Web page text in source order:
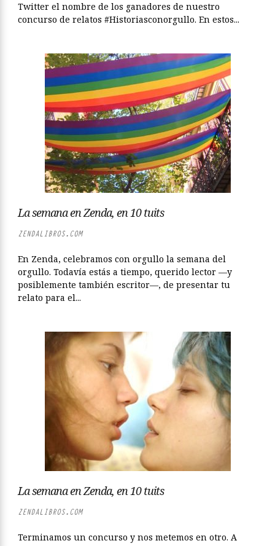
Twitter el nombre de los ganadores de nuestro
concurso de relatos #Historiasconorgullo. En estos...
La semana en Zenda, en 10 tuits
ZENDALIBROS.COM
En Zenda, celebramos con orgullo la semana del
orgullo. Todavía estás a tiempo, querido lector —y
posiblemente también escritor—, de presentar tu
relato para el...
La semana en Zenda, en 10 tuits
ZENDALIBROS.COM
Terminamos un concurso y nos metemos en otro. A